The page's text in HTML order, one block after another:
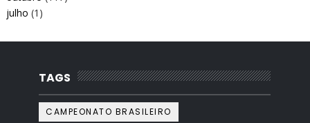
julho (1)
TAGS
CAMPEONATO BRASILEIRO